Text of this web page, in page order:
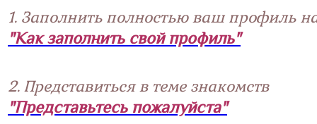
1. Заполнить полностью ваш профиль
"Как заполнить свой профиль"
2. Представиться в теме знакомств
"Представьтесь пожалуйста"